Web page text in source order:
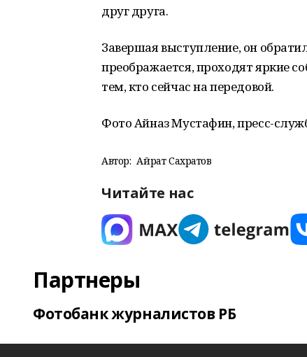
друг друга.
Завершая выступление, он
преображается, проходят яркие
тем, кто сейчас на передовой.
Фото Айназ Мустафин, пресс-
Автор: Айрат Сахратов
Читайте нас
Партнеры
Фотобанк журналистов РБ